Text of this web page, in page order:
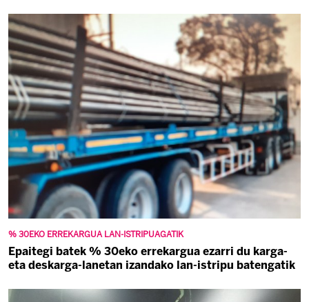
% 30EKO ERREKARGUA LAN-ISTRIPUAGATIK
Epaitegi batek % 30eko errekargua ezarri du karga-
eta deskarga-lanetan izandako lan-istripu batengatik